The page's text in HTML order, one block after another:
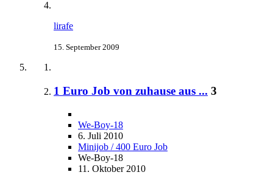
lirafe
15. September 2009
1 Euro Job von zuhause aus ... 3
We-Boy-18
6. Juli 2010
Minijob / 400 Euro Job
We-Boy-18
11. Oktober 2010